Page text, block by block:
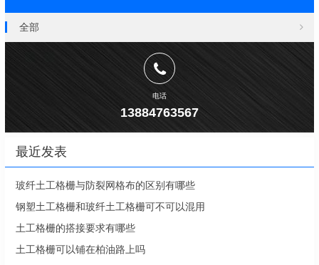
全部
电话
13884763567
最近发表
玻纤土工格栅与防裂网格布的区别有哪些
钢塑土工格栅和玻纤土工格栅可不可以混用
土工格栅的搭接要求有哪些
土工格栅可以铺在柏油路上吗